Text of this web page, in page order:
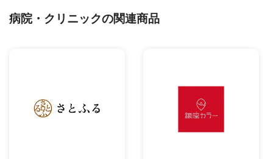
病院・クリニックの関連商品